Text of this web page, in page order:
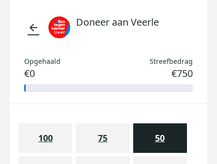
arrow_back Doneer aan Veerle
Opgehaald
€0
Streefbedrag
€750
100 75 50